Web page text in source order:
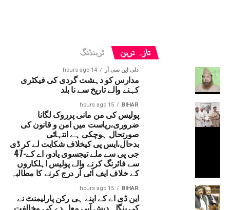
تازہ ترین ٹرینڈنگ
دلی این سی آر 14 hours ago
مدارس کو دہشت گردی کی فیکٹری
کہنے والے تاریخ سے نا بلد
BIHAR
15 hours ago
پولیس کی من مانی پرروک لگانا
ضروری،ریاست میں امن و قانون کی
صورتحال ہوچکی ہے انتہائی
بدحال،ایس پی کیخلاف شکایت لے کر ڈی
جی پی سے ملے تیجسوی یادو، اے کے-47
سے فائرنگ کرنے والے پولیس اہلکاروں
کے خلاف ایف آئی آر درج کرنے کا مطالبہ
BIHAR
15 hours ago
این ڈی اے کے اپنے ہی رکن پارلیمنٹ نے
کی بنگلہ دیش آبی معاہدے کی مخالفت